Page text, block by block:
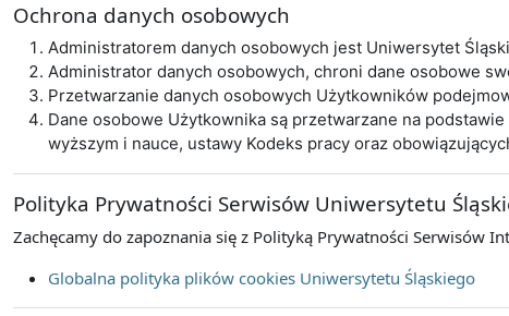
Ochrona danych osobowych
Administratorem danych osobowych jest Uniwersytet
Administrator danych osobowych, chroni dane osobowe
Przetwarzanie danych osobowych Użytkowników
Dane osobowe Użytkownika są przetwarzane na
wyższym i nauce, ustawy Kodeks pracy oraz
Polityka Prywatności Serwisów Uniwersytetu
Zachęcamy do zapoznania się z Polityką Prywatności Serwisów
Globalna polityka plików cookies Uniwersytetu Śląskiego